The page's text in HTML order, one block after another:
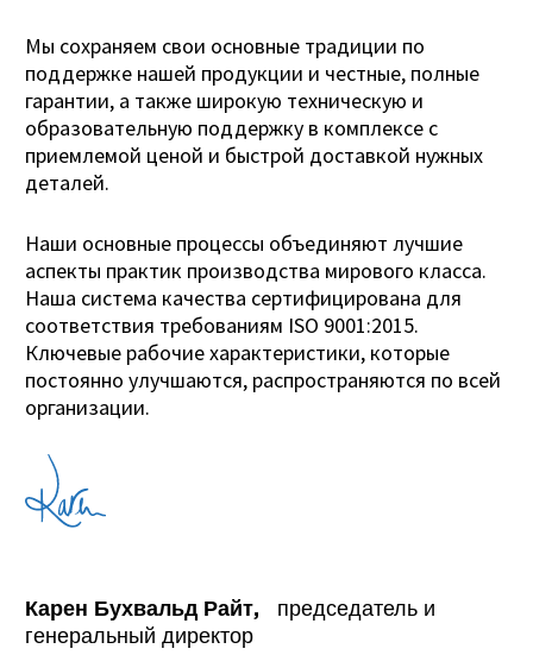
Мы сохраняем свои основные традиции по
поддержке нашей продукции и честные, полные
гарантии, а также широкую техническую и
образовательную поддержку в комплексе с
приемлемой ценой и быстрой доставкой нужных
деталей.
Наши основные процессы объединяют лучшие
аспекты практик производства мирового класса.
Наша система качества сертифицирована для
соответствия требованиям ISO 9001:2015.
Ключевые рабочие характеристики, которые
постоянно улучшаются, распространяются по всей
организации.
Карен Бухвальд Райт,
председатель и
генеральный директор